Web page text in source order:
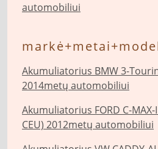
automobiliui
Akumuliatorius BMW 3-
2014metų automobiliui
Akumuliatorius FORD C-MAX-
CEU) 2012metų automobiliui